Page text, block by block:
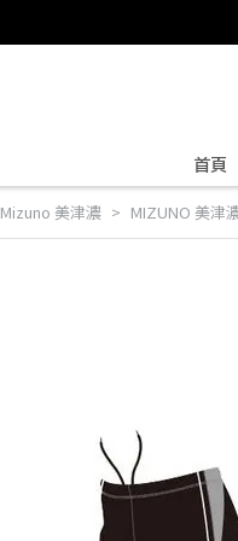
首頁
Mizuno 美津濃 MIZUNO 美津